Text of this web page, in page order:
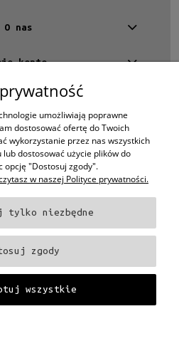
O nas
konto
Kontakt
-
optyk Warszawa
4
Warszawa
696 015 670
i okulary PersolOprawki i okulary Polo
Ford Oprawki i okulary Miu Miu
Prada
Oprawki i okulary Ray-Ban Aviator
Oliver PeoplesOprawki i okulary
i okulary Celine
Okulary Tag Heuer
umożliwiają poprawne
dostosować ofertę do Twoich
wykorzystanie przez nas wszystkich
dostosować użycie plików do
opcję "Dostosuj zgody".
w naszej Polityce prywatności.
tylko niezbędne
zgody
wszystkie